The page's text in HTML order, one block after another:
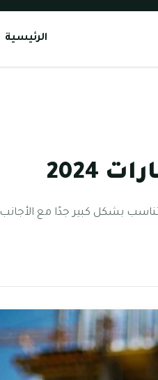
الرئيسية
بشكل كبير جدًا مع الأجانب